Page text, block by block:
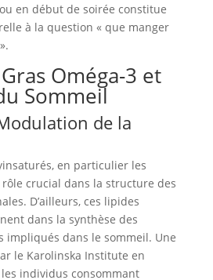
en début de soirée constitue
à la question « que manger
Oméga-3 et
Sommeil
de la
en particulier les
crucial dans la structure des
D’ailleurs, ces lipides
dans la synthèse des
impliqués dans le sommeil. Une
le Karolinska Institute en
individus consommant